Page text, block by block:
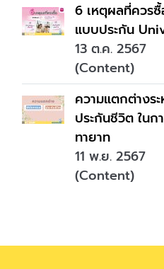
6 เหตุผลที่ควร
แบบประกัน
13 ต.ค. 2567
(Content)
ความแตกต่างร
ประกันชีวิต ใน
ทายาท
11 พ.ย. 2567
(Content)